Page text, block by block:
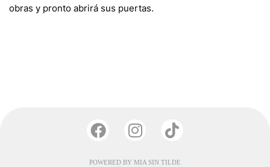
obras y pronto abrirá sus puertas.
POWERED BY MIA SIN TILDE